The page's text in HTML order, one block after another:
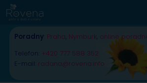
Skip to content
Poradny Praha Nymburk online
Telefon: +420 777 588 352
E-mail: radana@rovena.info